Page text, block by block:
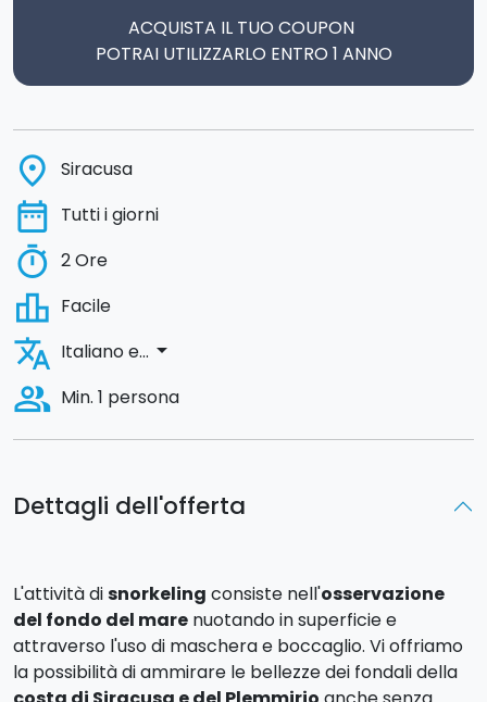
Dettagli dell'offerta
L'attività disnorkeling consiste nell'osservazione
del fondo del mare nuotando in superficie e
attraverso l'uso di maschera e boccaglio. Vi offriamo
la possibilità di ammirare le bellezze dei fondali della
ACQUISTA IL TUO COUPON
POTRAI UTILIZZARLO ENTRO 1 ANNO
place Siracusa
date_range Tutti i giorni
timer 2 Ore
leaderboard Facile
translate Italiano e... arrow_drop_down
people_alt Min. 1 persona